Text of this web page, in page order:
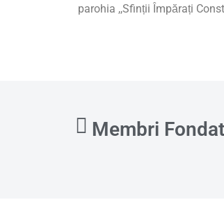
parohia ,,Sfinții Împărați
Membri